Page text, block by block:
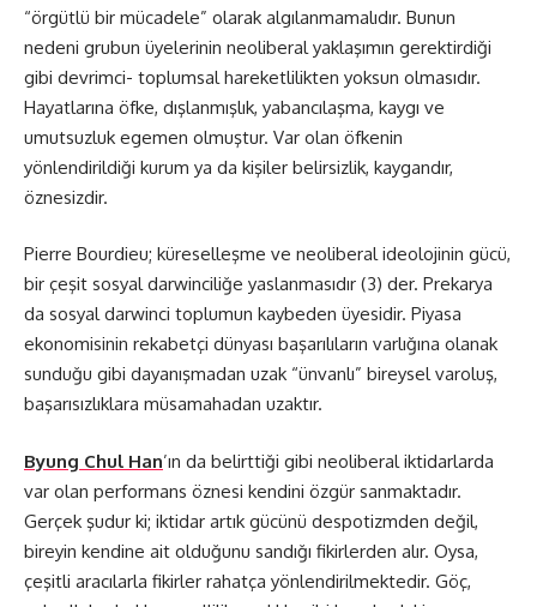
“örgütlü bir mücadele” olarak algılanmamalıdır. Bunun
nedeni grubun üyelerinin neoliberal yaklaşımın gerektirdiği
gibi devrimci- toplumsal hareketlilikten yoksun olmasıdır.
Hayatlarına öfke, dışlanmışlık, yabancılaşma, kaygı ve
umutsuzluk egemen olmuştur. Var olan öfkenin
yönlendirildiği kurum ya da kişiler belirsizlik, kaygandır,
öznesizdir.
Pierre Bourdieu; küreselleşme ve neoliberal ideolojinin gücü,
bir çeşit sosyal darwinciliğe yaslanmasıdır (3) der. Prekarya
da sosyal darwinci toplumun kaybeden üyesidir. Piyasa
ekonomisinin rekabetçi dünyası başarılıların varlığına olanak
sunduğu gibi dayanışmadan uzak “ünvanlı” bireysel varoluş,
başarısızlıklara müsamahadan uzaktır.
Byung Chul Han’ın da belirttiği gibi neoliberal iktidarlarda
var olan performans öznesi kendini özgür sanmaktadır.
Gerçek şudur ki; iktidar artık gücünü despotizmden değil,
bireyin kendine ait olduğunu sandığı fikirlerden alır. Oysa,
çeşitli aracılarla fikirler rahatça yönlendirilmektedir. Göç,